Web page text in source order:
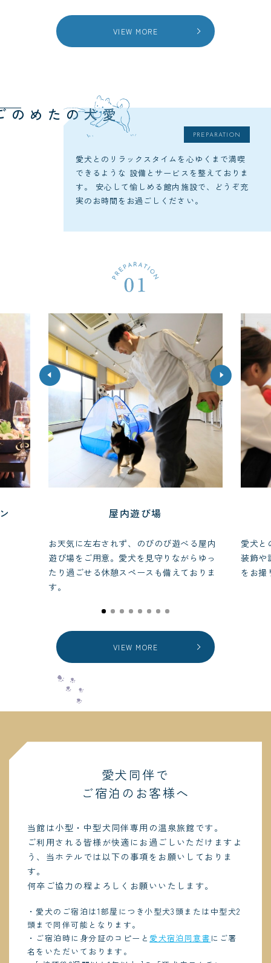
VIEW MORE
愛犬のための
PREPARATION
愛犬とのリラックスタイムを心ゆくまで満喫
できるような 設備とサービスを整えておりま
す。
安心して愉しめる館内施設で、どうぞ充
実のお時間をお過ごしください。
屋内遊び場
お天気に左右されず、のびのび遊べる屋内
遊び場をご用意。愛犬を見守りながらゆっ
たり過ごせる休憩スペースも備えておりま
す。
愛犬と
装飾や
をお撮
VIEW MORE
愛犬同伴で
ご宿泊のお客様へ
当館は小型・中型犬同伴専用の温泉旅館です。
ご利用される皆様が快適にお過ごしいただけますよ
う、当ホテルでは以下の事項をお願いしておりま
す。
何卒ご協力の程よろしくお願いいたします。
・愛犬のご宿泊は1部屋につき小型犬3頭または中型犬2
頭まで同伴可能となります。
・ご宿泊時に身分証のコピーと 愛犬宿泊同意書 にご署
名をいただいております。